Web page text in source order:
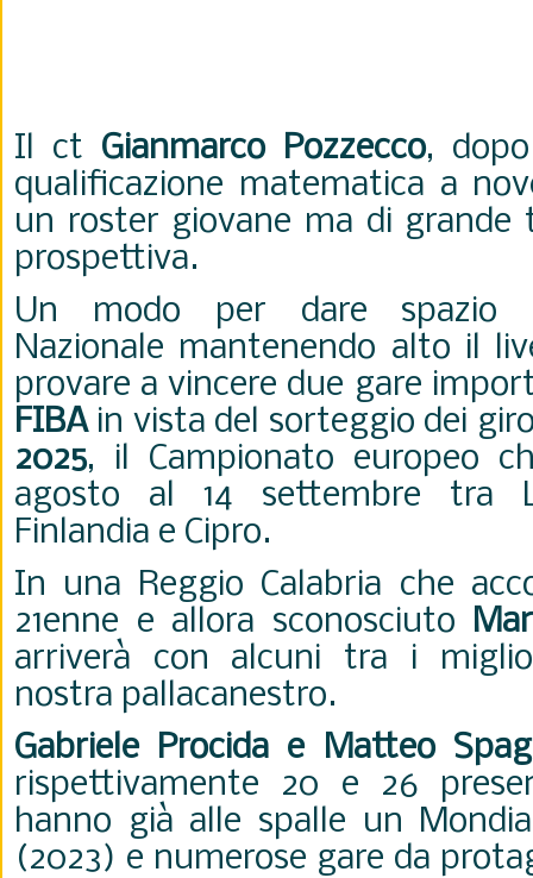
Il ct Gianmarco Pozzecco,
qualificazione matematica a
un roster giovane ma di grande
prospettiva.
Un modo per dare spazio
Nazionale mantenendo alto il
provare a vincere due gare
FIBAin vista del sorteggio dei
2025, il Campionato europeo
agosto al 14 settembre tra
Finlandia e Cipro.
In una Reggio Calabria che
21enne e allora sconosciuto
arriverà con alcuni tra i
nostra pallacanestro.
Gabriele Procida e Matteo
rispettivamente 20 e 26
hanno già alle spalle un
(2023) e numerose gare da